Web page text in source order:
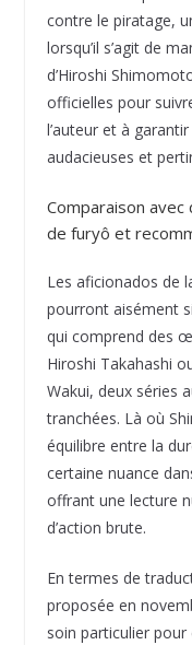
contre le piratage,
lorsqu’il s’agit de
d’Hiroshi
officielles pour
l’auteur et à
audacieuses et
Comparaison
de furyô et
Les aficionados de
pourront aisément
qui comprend des
Hiroshi Takahashi
Wakui, deux séries
tranchées. Là où
équilibre entre la
certaine nuance
offrant une lecture
d’action brute.
En termes de
proposée en
soin particulier